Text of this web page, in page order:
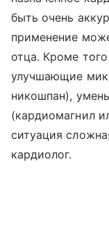
быть очень
применение
отца. Кроме
улучшающие
никошпан),
(кардиомагнил
ситуация
кардиолог.